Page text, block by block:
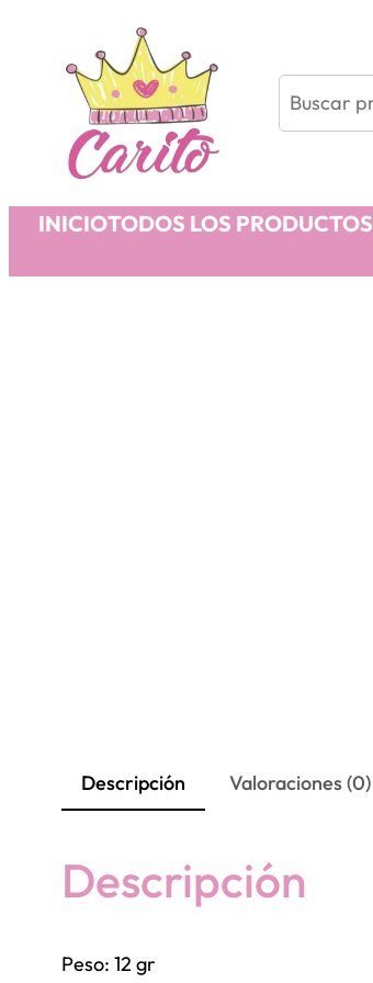
INICIOTODOS LOS PRODUCTOS
Descripción Valoraciones (0)
Descripción
Peso: 12 gr